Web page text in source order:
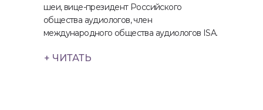
шеи, вице-президент Российского
общества аудиологов, член
международного общества аудиологов ISA.
+ ЧИТАТЬ